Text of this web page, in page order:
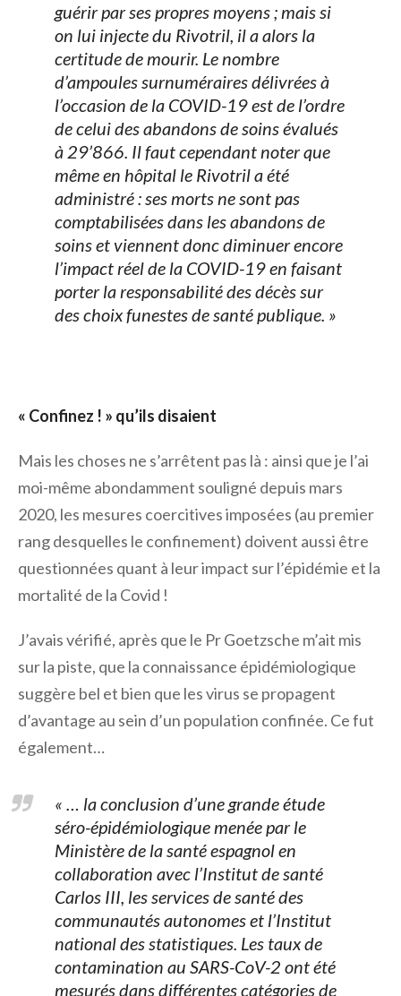
guérir par ses propres moyens ; mais si
on lui injecte du Rivotril, il a alors la
certitude de mourir. Le nombre
d’ampoules surnuméraires délivrées à
l’occasion de la COVID-19 est de l’ordre
de celui des abandons de soins évalués
à 29’866. Il faut cependant noter que
même en hôpital le Rivotril a été
administré : ses morts ne sont pas
comptabilisées dans les abandons de
soins et viennent donc diminuer encore
l’impact réel de la COVID-19 en faisant
porter la responsabilité des décès sur
des choix funestes de santé publique. »
« Confinez ! » qu’ils disaient
Mais les choses ne s’arrêtent pas là : ainsi que je l’ai
moi-même abondamment souligné depuis mars
2020, les mesures coercitives imposées (au premier
rang desquelles le confinement) doivent aussi être
questionnées quant à leur impact sur l’épidémie et la
mortalité de la Covid !
J’avais vérifié, après que le Pr Goetzsche m’ait mis
sur la piste, que la connaissance épidémiologique
suggère bel et bien que les virus se propagent
d’avantage au sein d’un population confinée. Ce fut
également…
« … la conclusion d’une grande étude
séro-épidémiologique menée par le
Ministère de la santé espagnol en
collaboration avec l’Institut de santé
Carlos III, les services de santé des
communautés autonomes et l’Institut
national des statistiques. Les taux de
contamination au SARS-CoV-2 ont été
mesurés dans différentes catégories de